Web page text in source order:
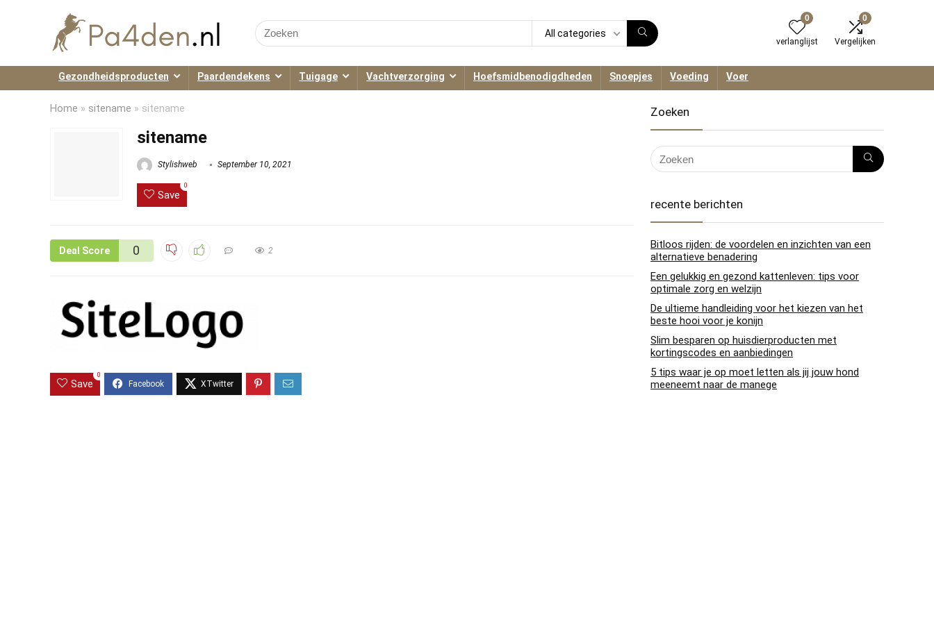
Search
for:
All categories
0
verlanglijst
0
Vergelijken
Gezondheidsproducten Paardendekens Tuigage Vachtverzorging Hoefsmidbenodigdheden Snoepjes Voeding Voer
Home » sitename » sitename
sitename
Stylishweb September 10, 2021
Save
0
Deal Score 0 2
Save
0
Zoeken
recente berichten
Bitloos rijden: de voordelen en inzichten van een
alternatieve benadering
Een gelukkig en gezond kattenleven: tips voor
optimale zorg en welzijn
De ultieme handleiding voor het kiezen van het
beste hooi voor je konijn
Slim besparen op huisdierproducten met
kortingscodes en aanbiedingen
5 tips waar je op moet letten als jij jouw hond
meeneemt naar de manege